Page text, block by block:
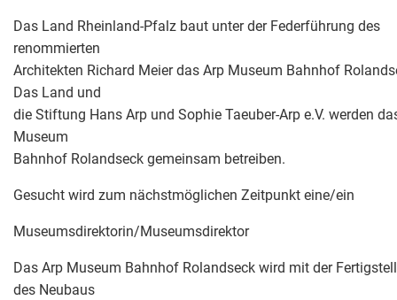
Das Land Rheinland-Pfalz baut unter der Federführung des
renommierten
Architekten Richard Meier das Arp Museum Bahnhof
Das Land und
die Stiftung Hans Arp und Sophie Taeuber-Arp e.V. werden
Museum
Bahnhof Rolandseck gemeinsam betreiben.
Gesucht wird zum nächstmöglichen Zeitpunkt eine/ein
Museumsdirektorin/Museumsdirektor
Das Arp Museum Bahnhof Rolandseck wird mit der
des Neubaus